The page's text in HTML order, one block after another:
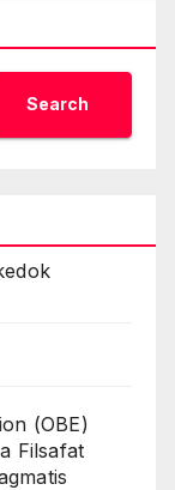
Search
(OBE)
Filsafat